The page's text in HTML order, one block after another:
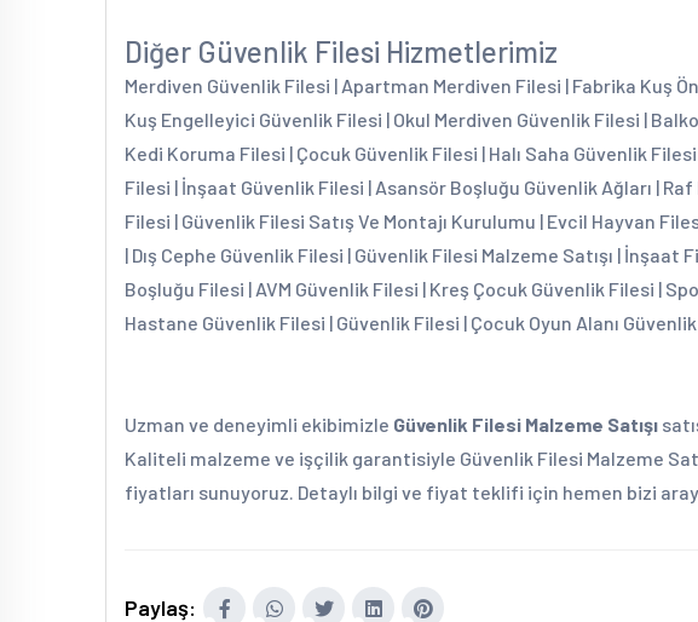
Diğer Güvenlik Filesi Hizmetlerimiz
Merdiven Güvenlik Filesi | Apartman Merdiven Filesi | Fabrika Kuş
Kuş Engelleyici Güvenlik Filesi | Okul Merdiven Güvenlik Filesi |
Kedi Koruma Filesi | Çocuk Güvenlik Filesi | Halı Saha Güvenlik
Filesi | İnşaat Güvenlik Filesi | Asansör Boşluğu Güvenlik Ağları |
Filesi | Güvenlik Filesi Satış Ve Montajı Kurulumu | Evcil Hayvan
| Dış Cephe Güvenlik Filesi | Güvenlik Filesi Malzeme Satışı | İnşaat
Boşluğu Filesi | AVM Güvenlik Filesi | Kreş Çocuk Güvenlik Filesi |
Hastane Güvenlik Filesi | Güvenlik Filesi | Çocuk Oyun Alanı
Uzman ve deneyimli ekibimizle Güvenlik Filesi Malzeme Satışı
Kaliteli malzeme ve işçilik garantisiyle Güvenlik Filesi Malzeme
fiyatları sunuyoruz. Detaylı bilgi ve fiyat teklifi için hemen bizi
Paylaş: